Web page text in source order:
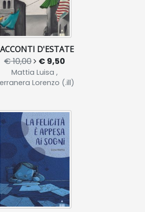
D'ESTATE
€ 10,00 € 9,50
Mattia Luisa ,
Lorenzo (.ill)